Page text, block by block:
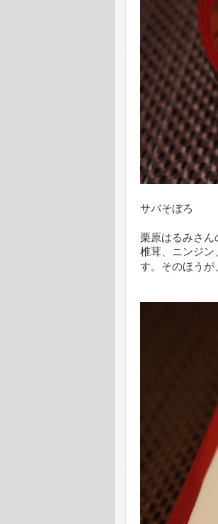
サバそぼろ
栗原はるみさん
椎茸、ニンジン
す。そのほうが